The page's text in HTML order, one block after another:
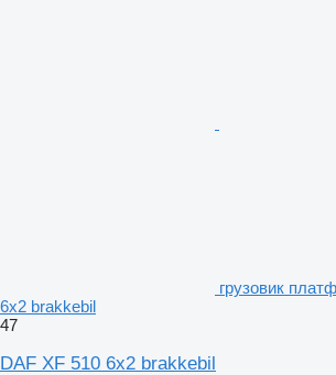
грузовик
6x2 brakkebil
47
DAF XF 510 6x2 brakkebil